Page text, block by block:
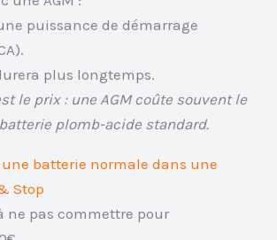
puissance de démarrage
plus longtemps.
le prix : une AGM coûte souvent le
plomb-acide standard.
une batterie normale dans une
Stop
ne pas commettre pour